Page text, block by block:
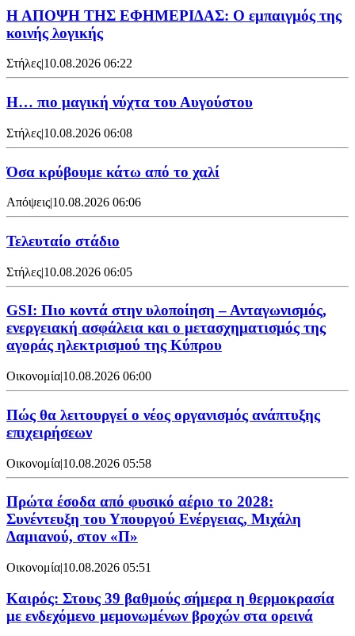
Η ΑΠΟΨΗ ΤΗΣ ΕΦΗΜΕΡΙΔΑΣ: Ο εμπαιγμός της
κοινής λογικής
Στήλες|10.08.2026 06:22
Η… πιο μαγική νύχτα του Αυγούστου
Στήλες|10.08.2026 06:08
Όσα κρύβουμε κάτω από το χαλί
Απόψεις|10.08.2026 06:06
Τελευταίο στάδιο
Στήλες|10.08.2026 06:05
GSI: Πιο κοντά στην υλοποίηση – Ανταγωνισμός,
ενεργειακή ασφάλεια και ο μετασχηματισμός της
αγοράς ηλεκτρισμού της Κύπρου
Οικονομία|10.08.2026 06:00
Πώς θα λειτουργεί ο νέος οργανισμός ανάπτυξης
επιχειρήσεων
Οικονομία|10.08.2026 05:58
Πρώτα έσοδα από φυσικό αέριο το 2028:
Συνέντευξη του Υπουργού Ενέργειας, Μιχάλη
Δαμιανού, στον «Π»
Οικονομία|10.08.2026 05:51
Καιρός: Στους 39 βαθμούς σήμερα η θερμοκρασία
με ενδεχόμενο μεμονωμένων βροχών στα ορεινά